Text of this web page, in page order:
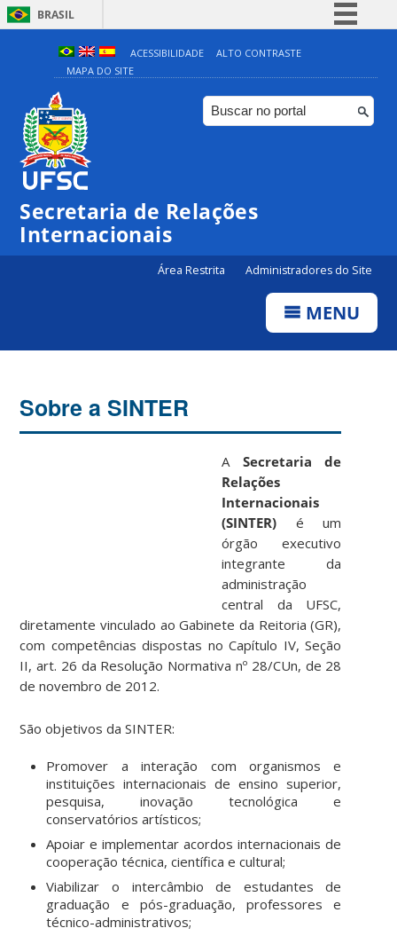
BRASIL
Simplifique!
Comunica BR
Participe
ACESSIBILIDADE
ALTO CONTRASTE
MAPA DO SITE
Secretaria de Relações
Internacionais
Área Restrita Administradores do Site
MENU
Sobre a SINTER
A Secretaria de
Relações
Internacionais
(SINTER) é um
órgão executivo
integrante da
administração
central da UFSC,
diretamente vinculado ao Gabinete da Reitoria (GR),
com competências dispostas no Capítulo IV, Seção
II, art. 26 da Resolução Normativa nº 28/CUn, de 28
de novembro de 2012.
São objetivos da SINTER:
Promover a interação com organismos e
instituições internacionais de ensino superior,
pesquisa, inovação tecnológica e
conservatórios artísticos;
Apoiar e implementar acordos internacionais de
cooperação técnica, científica e cultural;
Viabilizar o intercâmbio de estudantes de
graduação e pós-graduação, professores e
técnico-administrativos;